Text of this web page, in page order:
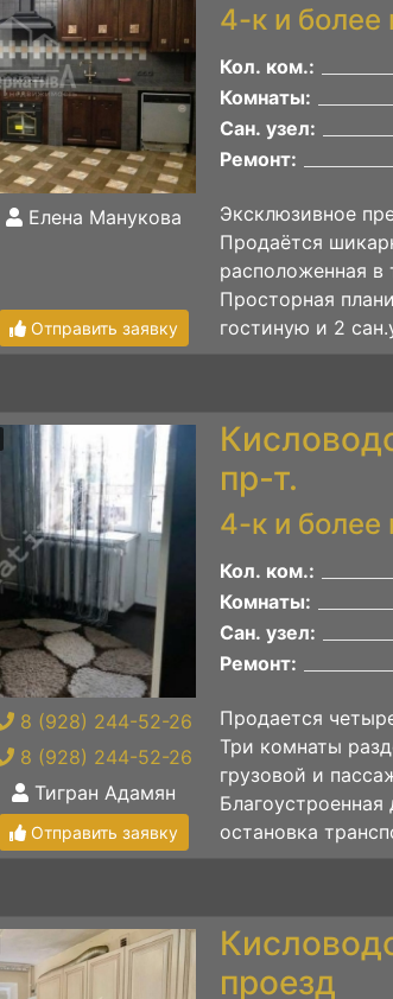
Елена Манукова
Отправить заявку
4-к и более
Кол. ком.:
Комнаты:
Сан. узел:
Ремонт:
Эксклюзивное
Продаётся
расположенная в
Просторная
гостиную и 2
8 (928) 244-52-26
8 (928) 244-52-26
Тигран Адамян
Отправить заявку
пр-т.
4-к и более
Кол. ком.:
Комнаты:
Сан. узел:
Ремонт:
Продается
Три комнаты
грузовой и
остановка
проезд